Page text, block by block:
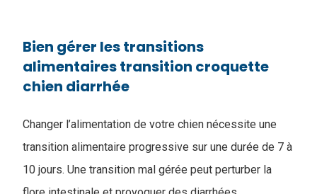
Bien gérer les transitions
alimentaires ​transition croquette
chien diarrhée
Changer l’alimentation de votre chien nécessite une
transition alimentaire progressive sur une durée de 7 à
10 jours. Une transition mal gérée peut perturber la